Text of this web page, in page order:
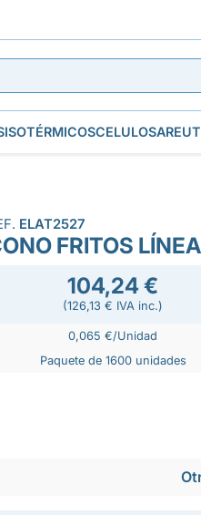
ISOTÉRMICOSCELULOSA
ELAT2527
FRITOS
104,24 €
(126,13 € IVA inc.)
0,065 €/Unidad
Paquete de 1600 unidades